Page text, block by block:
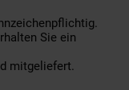
Sie ein
mitgeliefert.